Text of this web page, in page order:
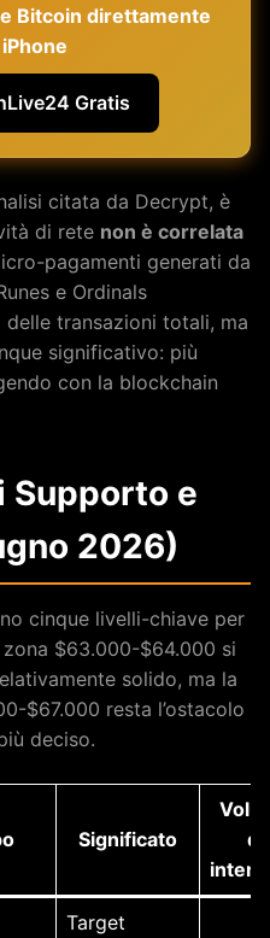
Bitcoin direttamente
Gratis
citata da Decrypt, è
di rete non è correlata
pagamenti generati da
e Ordinals
transazioni totali, ma
significativo: più
con la blockchain
Supporto e
2026)
cinque livelli-chiave per
$63.000-$64.000 si
solido, ma la
$67.000 resta l’ostacolo
deciso.
Significato
di
Target